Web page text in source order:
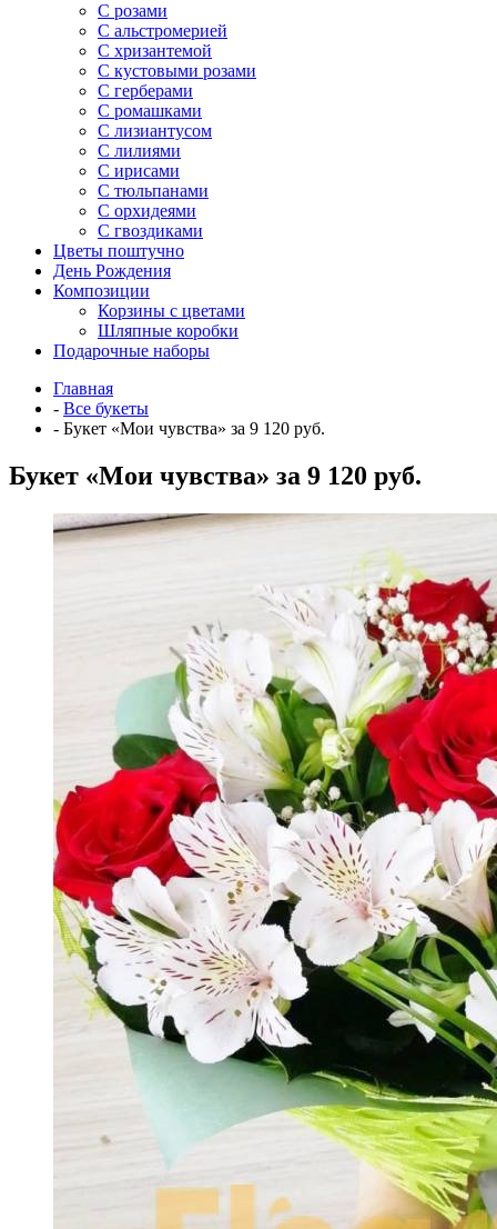
C розами
С альстромерией
С хризантемой
С кустовыми розами
С герберами
С ромашками
С лизиантусом
С лилиями
С ирисами
С тюльпанами
С орхидеями
С гвоздиками
Цветы поштучно
День Рождения
Композиции
Корзины с цветами
Шляпные коробки
Подарочные наборы
Главная
- Все букеты
- Букет «Мои чувства» за 9 120 руб.
Букет «Мои чувства» за 9 120 руб.